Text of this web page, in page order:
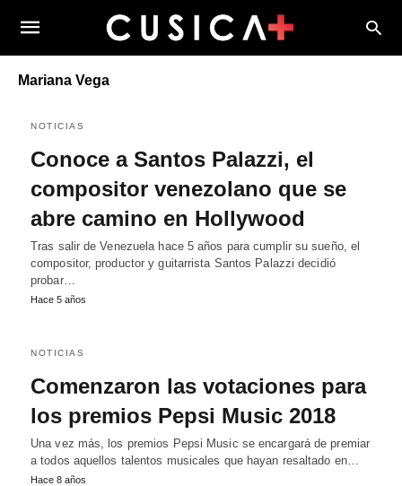
Mariana Vega
NOTICIAS
Conoce a Santos Palazzi, el
compositor venezolano que se
abre camino en Hollywood
Tras salir de Venezuela hace 5 años para cumplir su sueño, el
compositor, productor y guitarrista Santos Palazzi decidió
probar…
Hace 5 años
NOTICIAS
Comenzaron las votaciones para
los premios Pepsi Music 2018
Una vez más, los premios Pepsi Music se encargará de premiar
a todos aquellos talentos musicales que hayan resaltado en…
Hace 8 años